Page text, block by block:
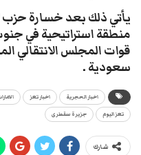
يأتي ذلك بعد خسارة حزب
منطقة استراتيحية في
قوات المجلس الانتقالي
سعودية .
اخبار الحجرية اخبار تعز
تعز اليوم جزيرة سقطرى
شارك